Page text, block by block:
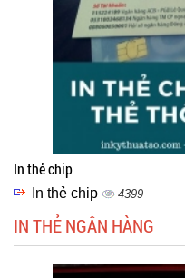
In thẻ chip
In thẻ chip 4399
IN THẺ NGÂN HÀNG